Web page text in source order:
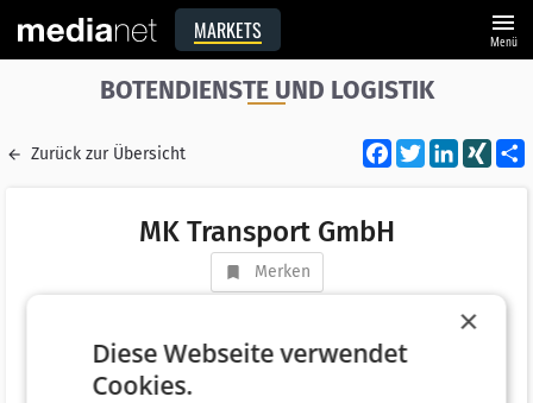
MARKETS menu
Menü
BOTENDIENSTE UND LOGISTIK
Zurück zur Übersicht Facebook
Twitter XING
MK Transport GmbH
Merken
AT 6800 Gisingen
Telefonnummer +43 (664) 3367900
×
Diese Webseite verwendet
Cookies.